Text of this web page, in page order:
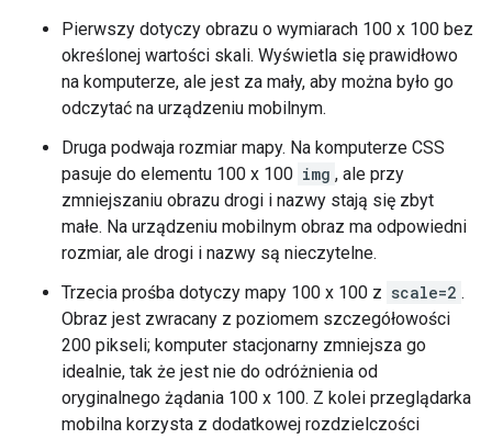
Pierwszy dotyczy obrazu o wymiarach 100 x 100 bez
określonej wartości skali. Wyświetla się prawidłowo
na komputerze, ale jest za mały, aby można było go
odczytać na urządzeniu mobilnym.
Druga podwaja rozmiar mapy. Na komputerze CSS
pasuje do elementu 100 x 100 img , ale przy
zmniejszaniu obrazu drogi i nazwy stają się zbyt
małe. Na urządzeniu mobilnym obraz ma odpowiedni
rozmiar, ale drogi i nazwy są nieczytelne.
Trzecia prośba dotyczy mapy 100 x 100 z scale=2 .
Obraz jest zwracany z poziomem szczegółowości
200 pikseli; komputer stacjonarny zmniejsza go
idealnie, tak że jest nie do odróżnienia od
oryginalnego żądania 100 x 100. Z kolei przeglądarka
mobilna korzysta z dodatkowej rozdzielczości